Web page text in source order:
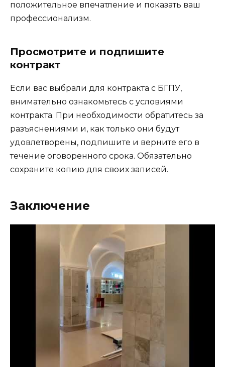
положительное впечатление и показать ваш
профессионализм.
Просмотрите и подпишите
контракт
Если вас выбрали для контракта с БГПУ,
внимательно ознакомьтесь с условиями
контракта. При необходимости обратитесь за
разъяснениями и, как только они будут
удовлетворены, подпишите и верните его в
течение оговоренного срока. Обязательно
сохраните копию для своих записей.
Заключение